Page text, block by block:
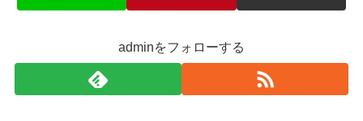
adminをフォローする